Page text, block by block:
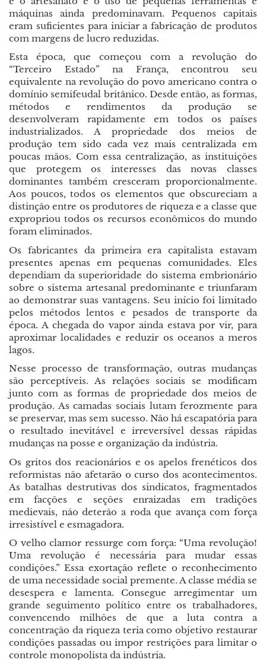
máquinas ainda predominavam. Pequenos capitais
eram suficientes para iniciar a fabricação de produtos
com margens de lucro reduzidas.
Esta época, que começou com a revolução do
“Terceiro Estado” na França, encontrou seu
equivalente na revolução do povo americano contra o
domínio semifeudal britânico. Desde então, as formas,
métodos e rendimentos da produção se
desenvolveram rapidamente em todos os países
industrializados. A propriedade dos meios de
produção tem sido cada vez mais centralizada em
poucas mãos. Com essa centralização, as instituições
que protegem os interesses das novas classes
dominantes também cresceram proporcionalmente.
Aos poucos, todos os elementos que obscureciam a
distinção entre os produtores de riqueza e a classe que
expropriou todos os recursos econômicos do mundo
foram eliminados.
Os fabricantes da primeira era capitalista estavam
presentes apenas em pequenas comunidades. Eles
dependiam da superioridade do sistema embrionário
sobre o sistema artesanal predominante e triunfaram
ao demonstrar suas vantagens. Seu início foi limitado
pelos métodos lentos e pesados de transporte da
época. A chegada do vapor ainda estava por vir, para
aproximar localidades e reduzir os oceanos a meros
lagos.
Nesse processo de transformação, outras mudanças
são perceptíveis. As relações sociais se modificam
junto com as formas de propriedade dos meios de
produção. As camadas sociais lutam ferozmente para
se preservar, mas sem sucesso. Não há escapatória para
o resultado inevitável e irreversível dessas rápidas
mudanças na posse e organização da indústria.
Os gritos dos reacionários e os apelos frenéticos dos
reformistas não afetarão o curso dos acontecimentos.
As batalhas destrutivas dos sindicatos, fragmentados
em facções e seções enraizadas em tradições
medievais, não deterão a roda que avança com força
irresistível e esmagadora.
O velho clamor ressurge com força: “Uma revolução!
Uma revolução é necessária para mudar essas
condições.” Essa exortação reflete o reconhecimento
de uma necessidade social premente. A classe média se
desespera e lamenta. Consegue arregimentar um
grande seguimento político entre os trabalhadores,
convencendo milhões de que a luta contra a
concentração da riqueza teria como objetivo restaurar
condições passadas ou impor restrições para limitar o
controle monopolista da indústria.